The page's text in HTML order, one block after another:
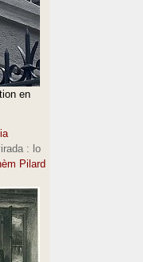
en
: lo
Pilard